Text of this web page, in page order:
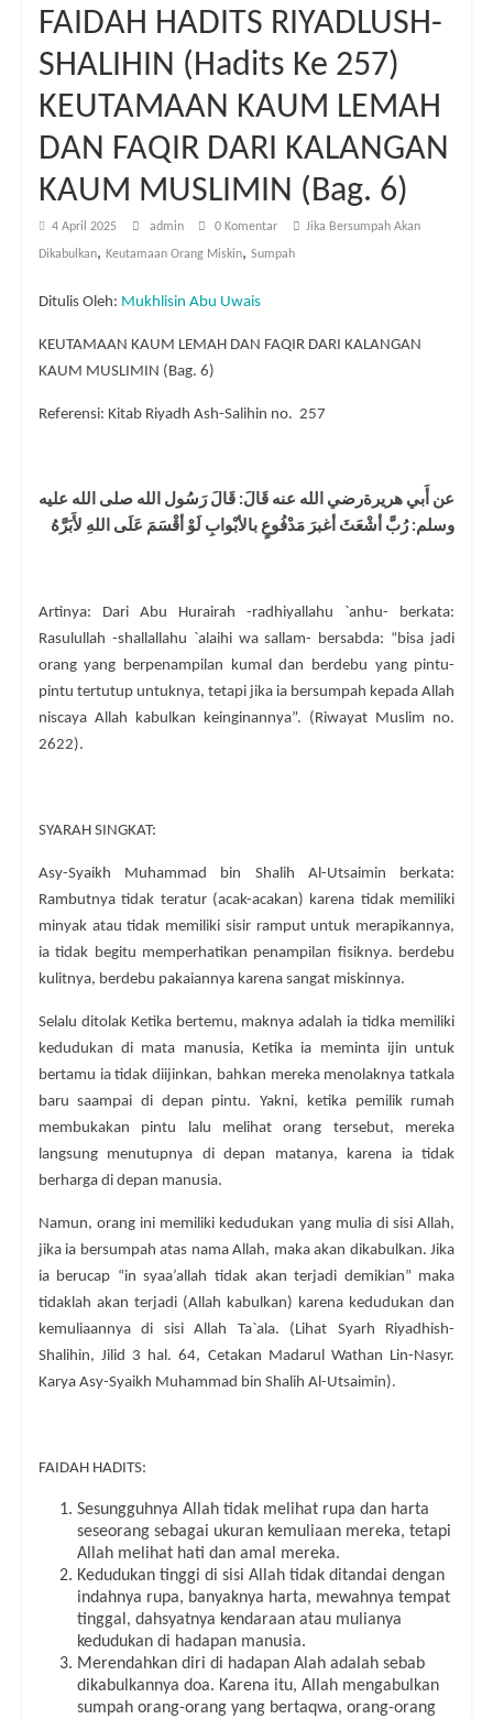
FAIDAH HADITS RIYADLUSH-
SHALIHIN (Hadits Ke 257)
KEUTAMAAN KAUM LEMAH
DAN FAQIR DARI KALANGAN
KAUM MUSLIMIN (Bag. 6)
4 April 2025 admin 0 Komentar Jika Bersumpah Akan
Dikabulkan, Keutamaan Orang Miskin, Sumpah
Ditulis Oleh: Mukhlisin Abu Uwais
KEUTAMAAN KAUM LEMAH DAN FAQIR DARI KALANGAN
KAUM MUSLIMIN (Bag. 6)
Referensi: Kitab Riyadh Ash-Salihin no. 257
عن أَبي هريرةرضي الله عنه قَالَ: قَالَ رَسُول الله صلى الله عليه
وسلم: رُبَّ أشْعَثَ أغبرَ مَدْفُوعٍ بالأبْوابِ لَوْ أقْسَمَ عَلَى اللهِ لأَبَرَّهُ
Artinya: Dari Abu Hurairah -radhiyallahu `anhu- berkata:
Rasulullah -shallallahu `alaihi wa sallam- bersabda: “bisa jadi
orang yang berpenampilan kumal dan berdebu yang pintu-
pintu tertutup untuknya, tetapi jika ia bersumpah kepada Allah
niscaya Allah kabulkan keinginannya”. (Riwayat Muslim no.
2622).
SYARAH SINGKAT:
Asy-Syaikh Muhammad bin Shalih Al-Utsaimin berkata:
Rambutnya tidak teratur (acak-acakan) karena tidak memiliki
minyak atau tidak memiliki sisir ramput untuk merapikannya,
ia tidak begitu memperhatikan penampilan fisiknya. berdebu
kulitnya, berdebu pakaiannya karena sangat miskinnya.
Selalu ditolak Ketika bertemu, maknya adalah ia tidka memiliki
kedudukan di mata manusia, Ketika ia meminta ijin untuk
bertamu ia tidak diijinkan, bahkan mereka menolaknya tatkala
baru saampai di depan pintu. Yakni, ketika pemilik rumah
membukakan pintu lalu melihat orang tersebut, mereka
langsung menutupnya di depan matanya, karena ia tidak
berharga di depan manusia.
Namun, orang ini memiliki kedudukan yang mulia di sisi Allah,
jika ia bersumpah atas nama Allah, maka akan dikabulkan. Jika
ia berucap “in syaa’allah tidak akan terjadi demikian” maka
tidaklah akan terjadi (Allah kabulkan) karena kedudukan dan
kemuliaannya di sisi Allah Ta`ala. (Lihat Syarh Riyadhish-
Shalihin, Jilid 3 hal. 64, Cetakan Madarul Wathan Lin-Nasyr.
Karya Asy-Syaikh Muhammad bin Shalih Al-Utsaimin).
FAIDAH HADITS:
Sesungguhnya Allah tidak melihat rupa dan harta
seseorang sebagai ukuran kemuliaan mereka, tetapi
Allah melihat hati dan amal mereka.
Kedudukan tinggi di sisi Allah tidak ditandai dengan
indahnya rupa, banyaknya harta, mewahnya tempat
tinggal, dahsyatnya kendaraan atau mulianya
kedudukan di hadapan manusia.
Merendahkan diri di hadapan Alah adalah sebab
dikabulkannya doa. Karena itu, Allah mengabulkan
sumpah orang-orang yang bertaqwa, orang-orang